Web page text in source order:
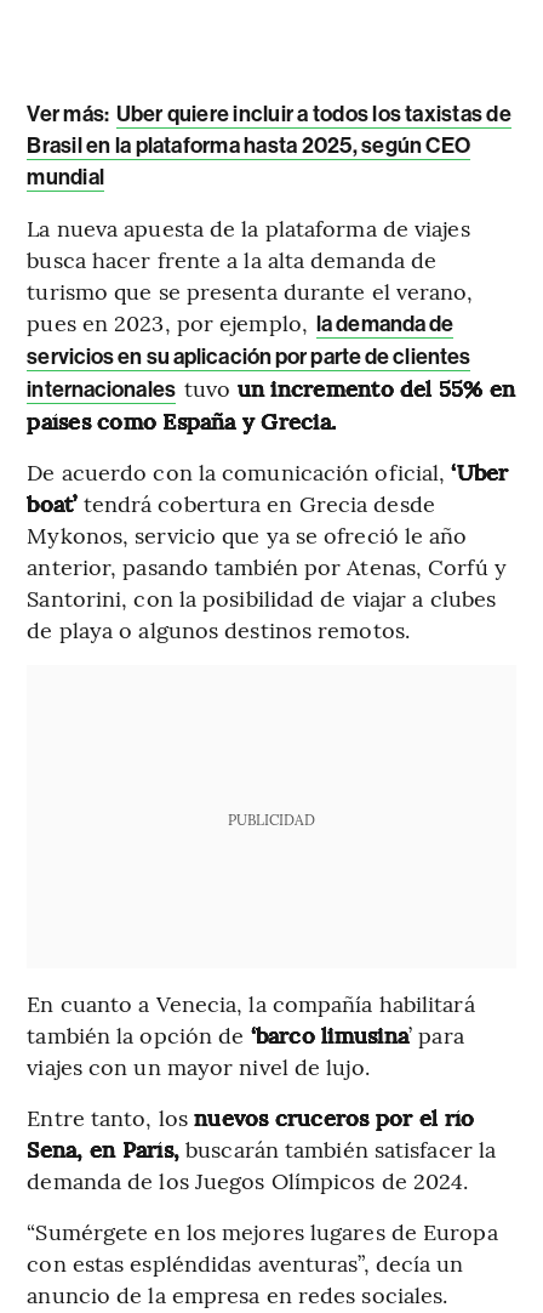
Ver más: Uber quiere incluir a todos los taxistas de
Brasil en la plataforma hasta 2025, según CEO
mundial
La nueva apuesta de la plataforma de viajes
busca hacer frente a la alta demanda de
turismo que se presenta durante el verano,
pues en 2023, por ejemplo, la demanda de
servicios en su aplicación por parte de clientes
internacionales tuvo un incremento del 55% en
países como España y Grecia.
De acuerdo con la comunicación oficial,‘Uber
boat’tendrá cobertura en Grecia desde
Mykonos, servicio que ya se ofreció le año
anterior, pasando también por Atenas, Corfú y
Santorini, con la posibilidad de viajar a clubes
de playa o algunos destinos remotos.
PUBLICIDAD
En cuanto a Venecia, la compañía habilitará
también la opción de ‘barco limusina’ para
viajes con un mayor nivel de lujo.
Entre tanto, losnuevos cruceros por el río
Sena, en París, buscarán también satisfacer la
demanda de los Juegos Olímpicos de 2024.
“Sumérgete en los mejores lugares de Europa
con estas espléndidas aventuras”, decía un
anuncio de la empresa en redes sociales.